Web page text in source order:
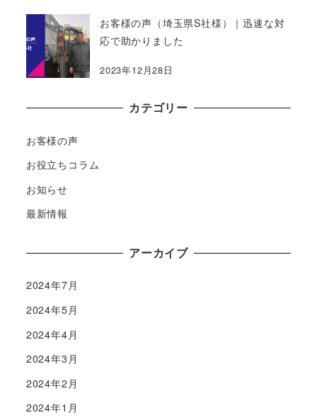
お客様の声（埼玉県S社様）｜迅速な対
応で助かりました
2023年12月28日
カテゴリー
お客様の声
お役立ちコラム
お知らせ
最新情報
アーカイブ
2024年7月
2024年5月
2024年4月
2024年3月
2024年2月
2024年1月